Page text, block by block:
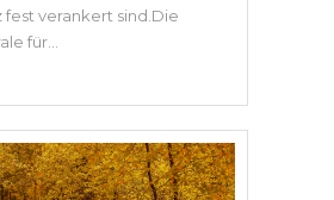
fest verankert sind.Die
für...